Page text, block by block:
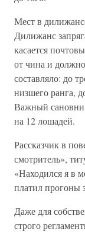
Мест в
Дилижанс
касается
от чина и
составляло: до
низшего ранга,
Важный
на 12 лошадей.
Рассказчик в
смотритель»,
«Находился я в
платил прогоны
Даже для
строго